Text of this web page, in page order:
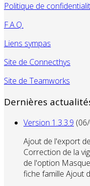
Politique de
F.A.Q.
Liens sympas
Site de Connecthys
Site de Teamworks
Dernières
Version 1.3.3.9
Ajout de l'export
Correction de la
de l'option
fiche famille Ajout